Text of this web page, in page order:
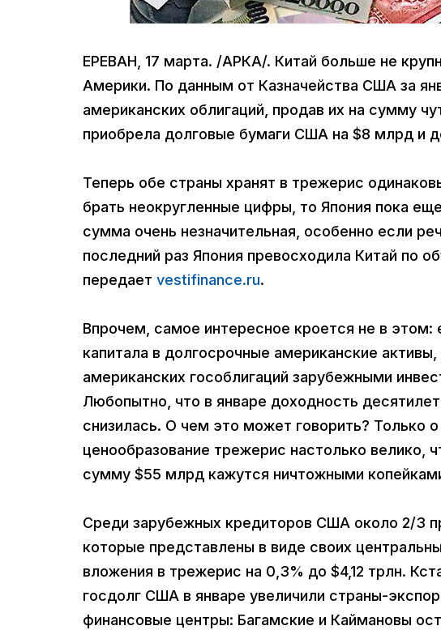
ЕРЕВАН, 17 марта. /АРКА/. Китай больше не
Америки. По данным от Казначейства США за
американских облигаций, продав их на сумму
приобрела долговые бумаги США на $8 млрд и
Теперь обе страны хранят в трежерис
брать неокругленные цифры, то Япония пока
сумма очень незначительная, особенно если
последний раз Япония превосходила Китай по
передает vestifinance.ru.
Впрочем, самое интересное кроется не в
капитала в долгосрочные американские
американских гособлигаций зарубежными
Любопытно, что в январе доходность
снизилась. О чем это может говорить? Только
ценообразование трежерис настолько велико,
сумму $55 млрд кажутся ничтожными
Среди зарубежных кредиторов США около 2/3
которые представлены в виде своих
вложения в трежерис на 0,3% до $4,12 трлн.
госдолг США в январе увеличили страны-
финансовые центры: Багамские и Каймановы